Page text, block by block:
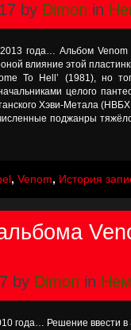
by Dimon in
года… Альбом
влияние этой
To Hell’ (1981), но
целого
Хэви-Метала
поджанры
, Venom, История
by Dimon in
года… Решение ввести